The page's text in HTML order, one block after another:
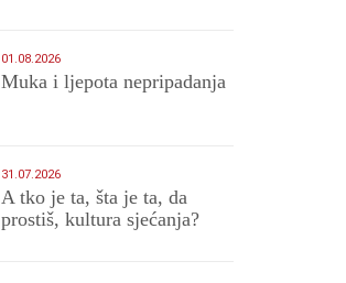
01.08.2026
Muka i ljepota nepripadanja
31.07.2026
A tko je ta, šta je ta, da
prostiš, kultura sjećanja?